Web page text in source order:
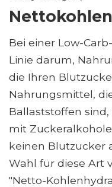
Bei einer Low-
Linie darum,
die Ihren
Nahrungsmittel,
Ballaststoffen
mit
keinen Blutzucker
Wahl für diese Art
"Netto-